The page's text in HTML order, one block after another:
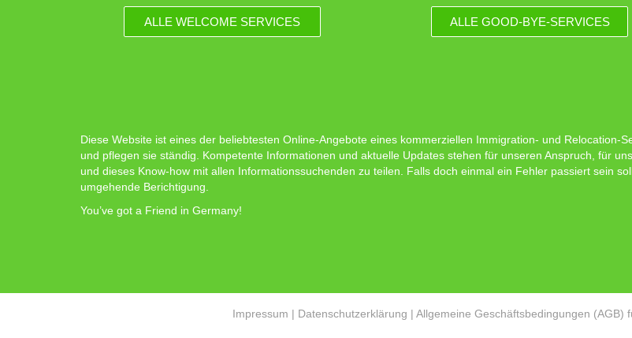
ALLE WELCOME SERVICES ALLE GOOD-BYE-SERVICES
Diese Website ist eines der beliebtesten Online-Angebote eines kommerziellen Immigration- und Relocation-
und pflegen sie ständig. Kompetente Informationen und aktuelle Updates stehen für unseren Anspruch, für
und dieses Know-how mit allen Informationssuchenden zu teilen. Falls doch einmal ein Fehler passiert sein
umgehende Berichtigung.
You’ve got a Friend in Germany!
Impressum | Datenschutzerklärung | Allgemeine Geschäftsbedingungen (AGB)